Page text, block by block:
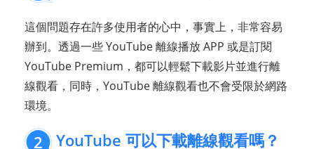
這個問題存在許多使用者的心中，事實上，非常容易
辦到。透過一些 YouTube 離線播放 APP 或是訂閱
YouTube Premium，都可以輕鬆下載影片並進行離
線觀看，同時，YouTube 離線觀看也不會受限於網路
環境。
2 YouTube 可以下載離線觀看嗎？